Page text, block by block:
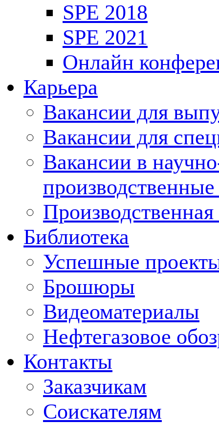
SPE 2018
SPE 2021
Онлайн
Карьера
Вакансии для
Вакансии для
Вакансии в
Производственная
Библиотека
Успешные
Брошюры
Видеоматериалы
Нефтегазовое
Контакты
Заказчикам
Соискателям